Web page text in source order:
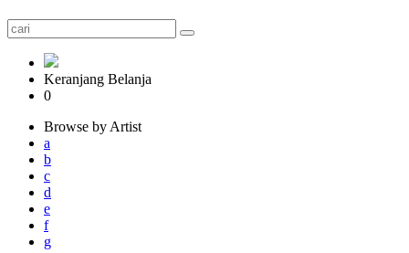
Keranjang Belanja
0
Browse by Artist
a
b
c
d
e
f
g